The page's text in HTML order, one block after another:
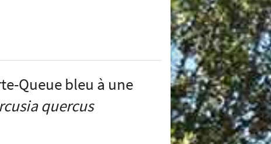
Queue bleu à une
quercus